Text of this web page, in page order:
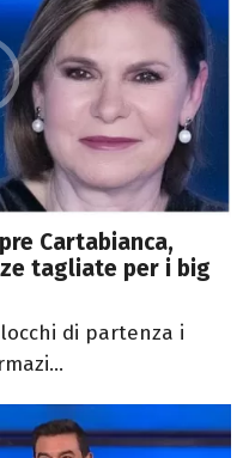
Cartabianca,
tagliate per i big
di partenza i